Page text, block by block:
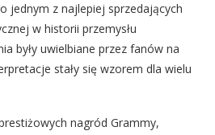
jednym z najlepiej sprzedających
w historii przemysłu
były uwielbiane przez fanów na
stały się wzorem dla wielu
nagród Grammy,